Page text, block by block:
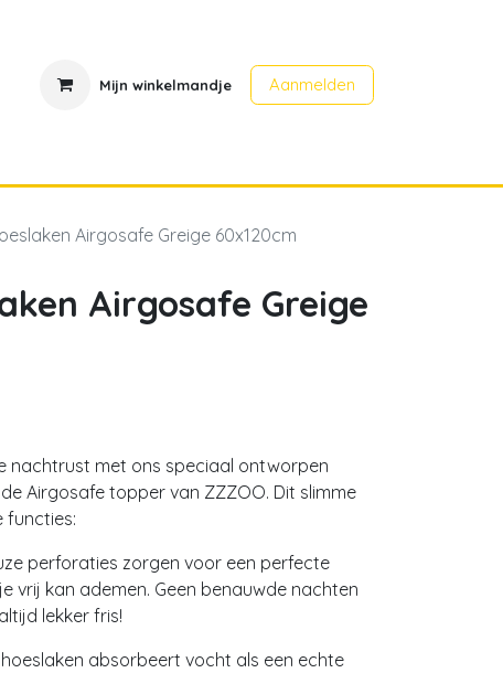
Mijn winkelmandje Aanmelden
Airgosafe Greige 60x120cm
Airgosafe Greige
nachtrust met ons speciaal ontworpen
Airgosafe topper van ZZZOO. Dit slimme
functies:
perforaties zorgen voor een perfecte
vrij kan ademen. Geen benauwde nachten
lekker fris!
absorbeert vocht als een echte